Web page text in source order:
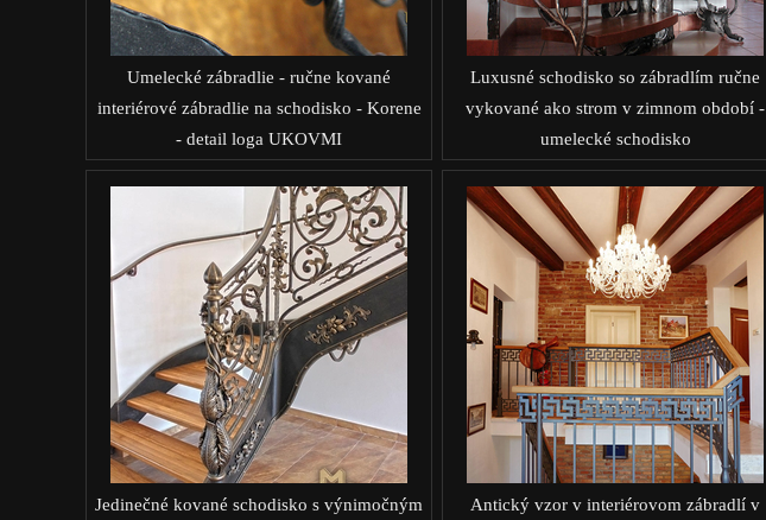
Umelecké zábradlie - ručne kované
interiérové zábradlie na schodisko - Korene
- detail loga UKOVMI
Luxusné schodisko so zábradlím ručne
vykované ako strom v zimnom období -
umelecké schodisko
Jedinečné kované schodisko s výnimočným
Antický vzor v interiérovom zábradlí v